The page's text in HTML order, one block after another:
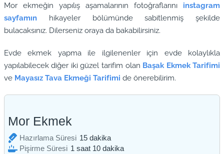
Mor ekmeğin yapılış aşamalarının fotoğraflarını instagram
sayfamınhikayeler bölümünde sabitlenmiş şekilde
bulacaksınız. Dilerseniz oraya da bakabilirsiniz.
Evde ekmek yapma ile ilgilenenler için evde kolaylıkla
yapılabilecek diğer iki güzel tarifim olan Başak Ekmek Tarifimi
ve Mayasız Tava Ekmeği Tarifimi de önerebilirim.
Mor Ekmek
Hazırlama Süresi 15dakika
dakika
Pişirme Süresi 1 saat
saat 10dakika
dakika